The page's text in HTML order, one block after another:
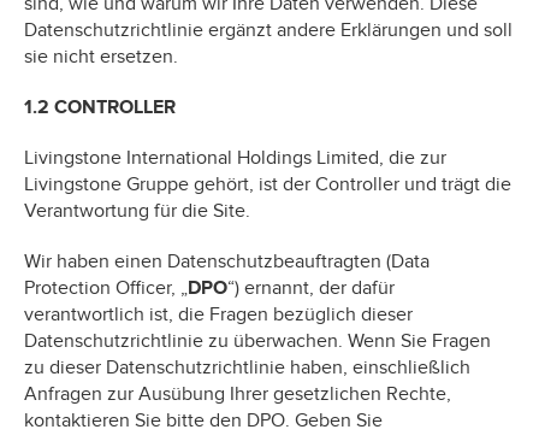
Datenschutzrichtlinie ergänzt andere Erklärungen und soll
sie nicht ersetzen.
1.2 CONTROLLER
Livingstone International Holdings Limited, die zur
Livingstone Gruppe gehört, ist der Controller und trägt die
Verantwortung für die Site.
Wir haben einen Datenschutzbeauftragten (Data
Protection Officer, „DPO“) ernannt, der dafür
verantwortlich ist, die Fragen bezüglich dieser
Datenschutzrichtlinie zu überwachen. Wenn Sie Fragen
zu dieser Datenschutzrichtlinie haben, einschließlich
Anfragen zur Ausübung Ihrer gesetzlichen Rechte,
kontaktieren Sie bitte den DPO. Geben Sie